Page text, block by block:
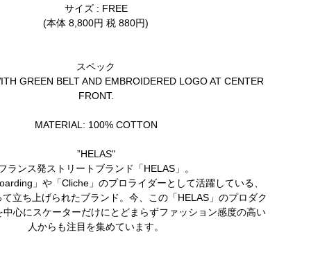
サイズ : FREE
(本体 8,800円 税 880円)
スペック
GREEN BELT AND EMBROIDERED LOGO AT CENTER
FRONT.
MATERIAL: 100% COTTON
”HELAS"
ランス発ストリートブランド「HELAS」。
」や「Cliche」のプロライダーとして活躍している、
立ち上げられたブランド。今、この「HELAS」のプロダク
中心にスケーターだけにとどまらずファッション感度の高い
人からも注目を集めています。